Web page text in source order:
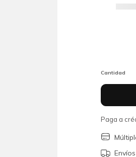
Cantidad
Paga a